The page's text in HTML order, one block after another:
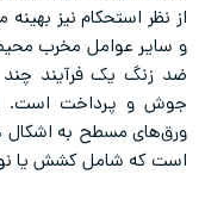
از نظر استحکام نیز
و سایر عوامل مخرب
ضد زنگ یک فرآیند
جوش و پرداخت است.
ورق‌های مسطح به
است که شامل کشش یا